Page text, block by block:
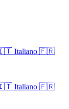
Italiano 🇫🇷
Italiano 🇫🇷